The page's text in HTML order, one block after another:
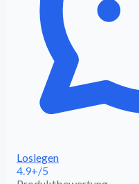
Loslegen
4.9+/5